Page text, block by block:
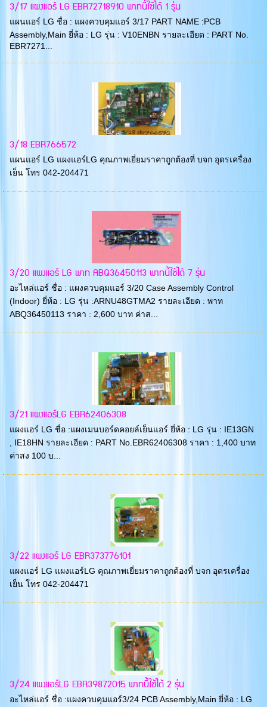
3/17 แผงแอร์ LG EBR72718910 พาทนี้ใช้ได้ 1 รุ่น
แผนแอร์ LG ชื่อ : แผงควบคุมแอร์ 3/17 PART NAME :PCB
Assembly,Main ยี่ห้อ : LG รุ่น : V10ENBN รายละเอียด : PART No.
EBR7271...
3/18 EBR766572
แผนแอร์ LG แผงแอร์LG คุณภาพเยี่ยมราคาถูกต้องที่ บจก อุดรเครื่อง
เย็น โทร 042-204471
3/20 แผงแอร์ LG พาท ABQ36450113 พาทนี้ใช้ได้ 7 รุ่น
อะไหล่แอร์ ชื่อ : แผงควบคุมแอร์ 3/20 Case Assembly Control
(Indoor) ยี่ห้อ : LG รุ่น :ARNU48GTMA2 รายละเอียด : พาท
ABQ36450113 ราคา : 2,600 บาท ค่าส...
3/21 แผงแอร์LG EBR62406308
แผงแอร์ LG ชื่อ :แผงเมนบอร์ดคอยล์เย็นแอร์ ยี่ห้อ : LG รุ่น : IE13GN
, IE18HN รายละเอียด : PART No.EBR62406308 ราคา : 1,400 บาท
ค่าสง 100 บ...
3/22 แผงแอร์ LG EBR373776101
แผงแอร์ LG แผงแอร์LG คุณภาพเยี่ยมราคาถูกต้องที่ บจก อุดรเครื่อง
เย็น โทร 042-204471
3/24 แผงแอร์LG EBR39872015 พาทนี้ใช้ได้ 2 รุ่น
อะไหล่แอร์ ชื่อ :แผงควบคุมแอร์3/24 PCB Assembly,Main ยี่ห้อ : LG